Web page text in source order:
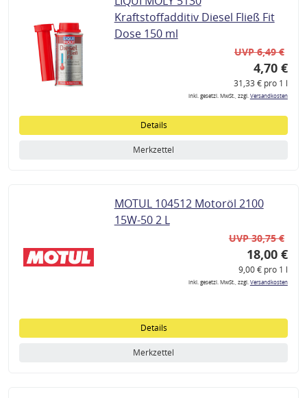
Kraftstoffadditiv Diesel Fließ Fit
Dose 150 ml
UVP 6,49 €
4,70 €
31,33 € pro 1 l
inkl. gesetzl. MwSt., zzgl.Versandkosten
Details
Merkzettel
MOTUL 104512 Motoröl 2100
15W-50 2 L
UVP 30,75 €
18,00 €
9,00 € pro 1 l
inkl. gesetzl. MwSt., zzgl.Versandkosten
Details
Merkzettel